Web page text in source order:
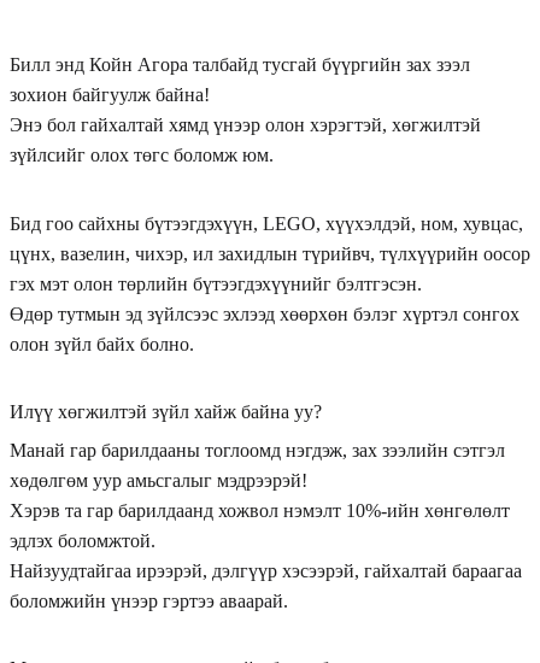
Билл энд Койн Агора талбайд тусгай бүүргийн зах зээл
зохион байгуулж байна!
Энэ бол гайхалтай хямд үнээр олон хэрэгтэй, хөгжилтэй
зүйлсийг олох төгс боломж юм.
Бид гоо сайхны бүтээгдэхүүн, LEGO, хүүхэлдэй, ном, хувцас,
цүнх, вазелин, чихэр, ил захидлын түрийвч, түлхүүрийн оосор
гэх мэт олон төрлийн бүтээгдэхүүнийг бэлтгэсэн.
Өдөр тутмын эд зүйлсээс эхлээд хөөрхөн бэлэг хүртэл сонгох
олон зүйл байх болно.
Илүү хөгжилтэй зүйл хайж байна уу?
Манай гар барилдааны тоглоомд нэгдэж, зах зээлийн сэтгэл
хөдөлгөм уур амьсгалыг мэдрээрэй!
Хэрэв та гар барилдаанд хожвол нэмэлт 10%-ийн хөнгөлөлт
эдлэх боломжтой.
Найзуудтайгаа ирээрэй, дэлгүүр хэсээрэй, гайхалтай бараагаа
боломжийн үнээр гэртээ аваарай.